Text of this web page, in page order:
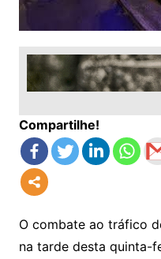
Compartilhe!
O combate ao tráfico
na tarde desta quinta-